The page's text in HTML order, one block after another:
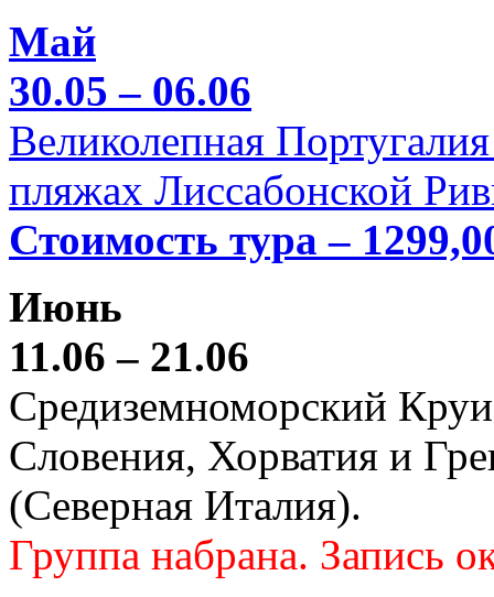
Май
30.05 – 06.06
Великолепная
пляжах Лиссабонской
Стоимость тура –
Июнь
11.06 – 21.06
Средиземноморский
Словения, Хорватия и
(Северная Италия).
Группа набрана. Запись